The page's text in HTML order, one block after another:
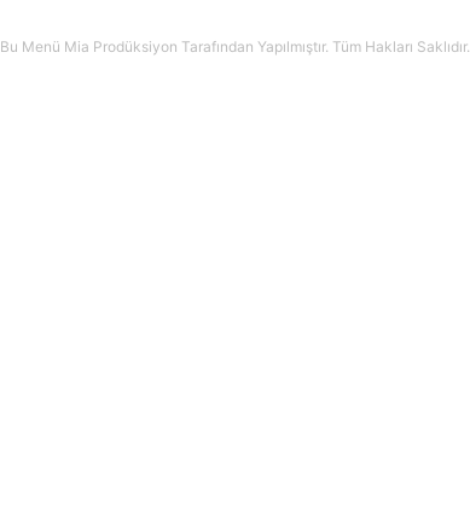
Bu Menü Mia Prodüksiyon Tarafından Yapılmıştır. Tüm Hakları Saklıdır.